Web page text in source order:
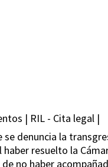
| RIL - Cita legal |
se denuncia la
resuelto la
no haber